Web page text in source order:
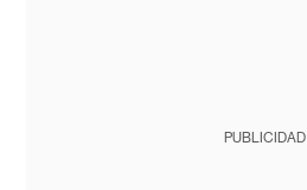
PUBLICIDAD